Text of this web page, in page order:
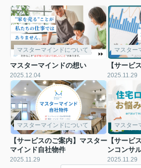
マスターマインドについて
マスターマインドの想い
2025.12.04
マスター
【サービ
2025.11.29
マスターマインドについて
【サービスのご案内】マスター
マインド自社物件
2025.11.29
マスター
【サービ
ンコンサ
2025.11.29